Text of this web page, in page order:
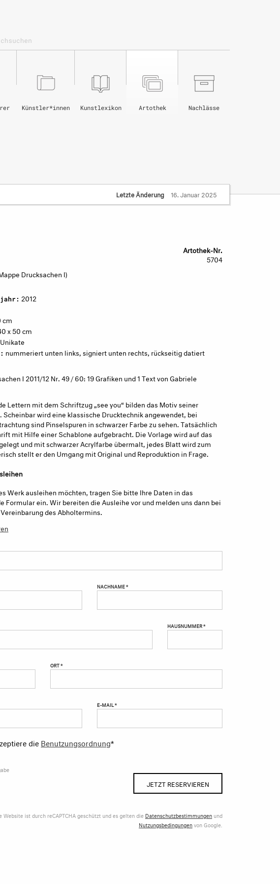
Nachlässe
Artothek
Kunstlexikon
Künstler*innen
Letzte Änderung 16. Januar 2025
Drucksachen I)
Artothek-Nr.
5704
2012
cm
x 50 cm
nummeriert unten links, signiert unten rechts, rückseitig datiert
I 2011/12 Nr. 49 / 60: 19 Grafiken und 1 Text von Gabriele
Lettern mit dem Schriftzug „see you“ bilden das Motiv seiner
Scheinbar wird eine klassische Drucktechnik angewendet, bei
sind Pinselspuren in schwarzer Farbe zu sehen. Tatsächlich
mit Hilfe einer Schablone aufgebracht. Die Vorlage wird auf das
und mit schwarzer Acrylfarbe übermalt, jedes Blatt wird zum
stellt er den Umgang mit Original und Reproduktion in Frage.
Werk ausleihen möchten, tragen Sie bitte Ihre Daten in das
Formular ein. Wir bereiten die Ausleihe vor und melden uns dann bei
des Abholtermins.
NACHNAME *
HAUSNUMMER *
ORT *
E-MAIL *
die Benutzungsordnung*
JETZT RESERVIEREN
Website ist durch reCAPTCHA geschützt und es gelten die Datenschutzbestimmungen und
Nutzungsbedingungenvon Google.